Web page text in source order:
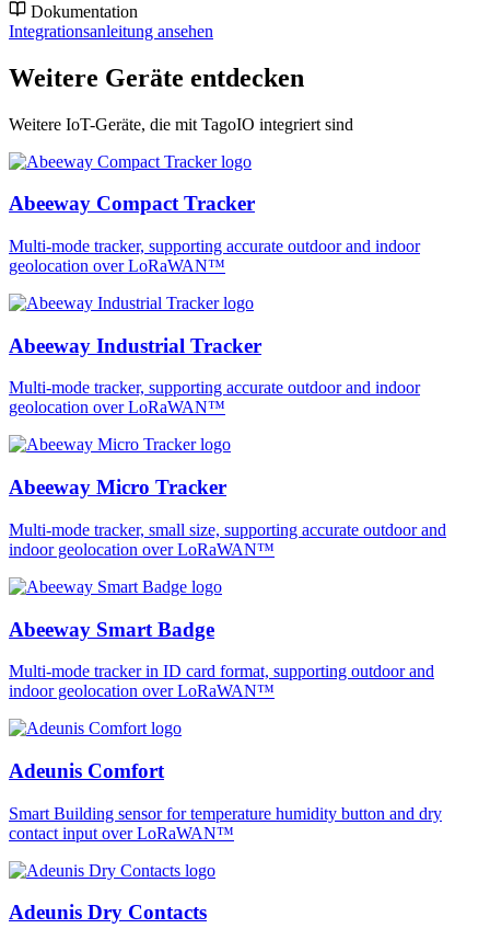
Dokumentation
Integrationsanleitung ansehen
Weitere Geräte entdecken
Weitere IoT-Geräte, die mit TagoIO integriert sind
Abeeway Compact Tracker
Multi-mode tracker, supporting accurate outdoor and indoor
geolocation over LoRaWAN™
Abeeway Industrial Tracker
Multi-mode tracker, supporting accurate outdoor and indoor
geolocation over LoRaWAN™
Abeeway Micro Tracker
Multi-mode tracker, small size, supporting accurate outdoor and
indoor geolocation over LoRaWAN™
Abeeway Smart Badge
Multi-mode tracker in ID card format, supporting outdoor and
indoor geolocation over LoRaWAN™
Adeunis Comfort
Smart Building sensor for temperature humidity button and dry
contact input over LoRaWAN™
Adeunis Dry Contacts